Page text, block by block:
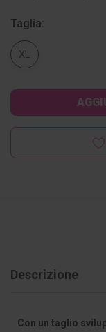
Taglia:
XL
attuale:
Descrizione
Con un taglio